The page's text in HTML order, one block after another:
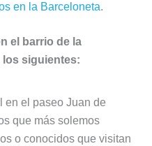
en la Barceloneta.
el barrio de la
los siguientes:
en el paseo Juan de
que más solemos
o conocidos que visitan